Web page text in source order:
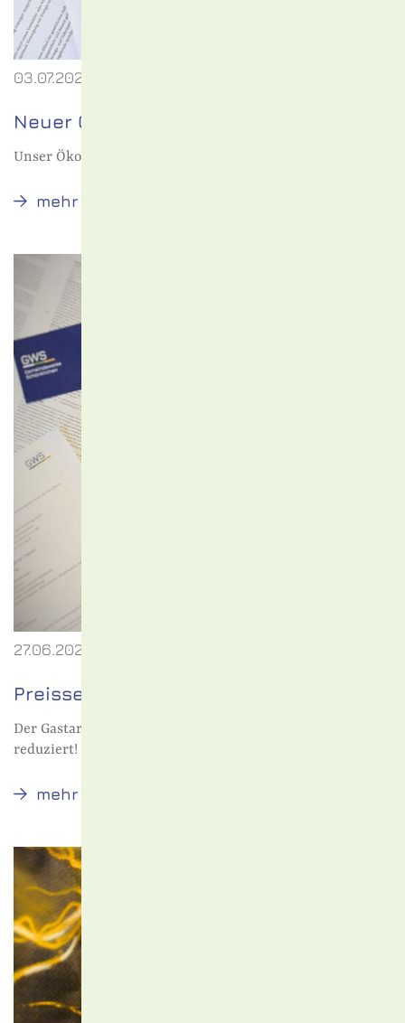
03.07.2023
Neuer Gastarif
Unser Öko Schönkirchen Bio+15 ab dem 01. August 2023!
mehrNeuer
27.06.2023
Preissenkung ab 01.August 2023
Der Gastarif Öko-Schönkirchen wird ab dem 01.08.2023
reduziert!
mehrPreissenkung
2023